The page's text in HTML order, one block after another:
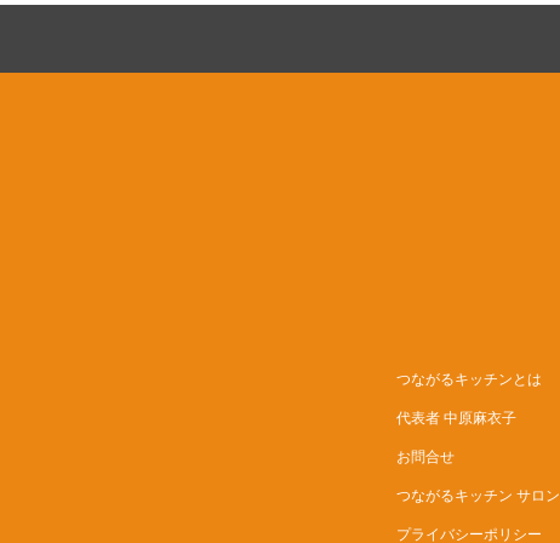
つながるキッチンとは
代表者 中原麻衣子
お問合せ
つながるキッチン サロン
プライバシーポリシー